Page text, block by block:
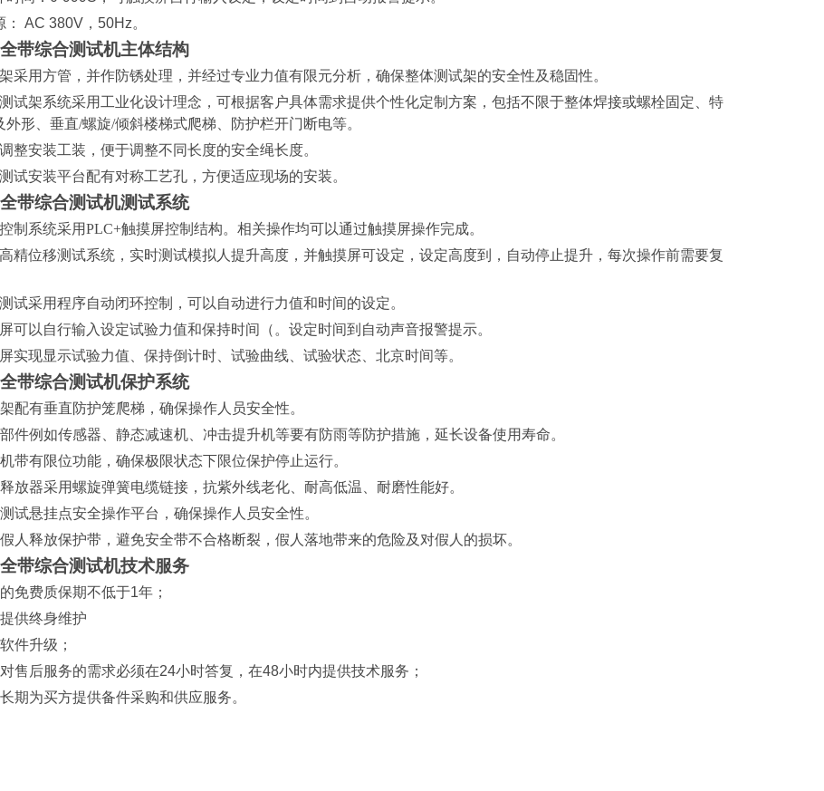
AC 380V ， 50Hz。
带综合测试机主体结构
采用方管，并作防锈处理，并经过专业力值有限元分析，确保整体测试架的安全性及稳固性。
试架系统采用工业化设计理念，可根据客户具体需求提供个性化定制方案，包括不限于整体焊接或螺栓固定、特
外形、垂直/螺旋/倾斜楼梯式爬梯、防护栏开门断电等。
整安装工装，便于调整不同长度的安全绳长度。
试安装平台配有对称工艺孔，方便适应现场的安装。
带综合测试机测试系统
制系统采用PLC+触摸屏控制结构。相关操作均可以通过触摸屏操作完成。
精位移测试系统，实时测试模拟人提升高度，并触摸屏可设定，设定高度到，自动停止提升，每次操作前需要复
试采用程序自动闭环控制，可以自动进行力值和时间的设定。
可以自行输入设定试验力值和保持时间（。设定时间到自动声音报警提示。
实现显示试验力值、保持倒计时、试验曲线、试验状态、北京时间等。
带综合测试机保护系统
架配有垂直防护笼爬梯，确保操作人员安全性。
部件例如传感器、静态减速机、冲击提升机等要有防雨等防护措施，延长设备使用寿命。
机带有限位功能，确保极限状态下限位保护停止运行。
释放器采用螺旋弹簧电缆链接，抗紫外线老化、耐高低温、耐磨性能好。
测试悬挂点安全操作平台，确保操作人员安全性。
假人释放保护带，避免安全带不合格断裂，假人落地带来的危险及对假人的损坏。
带综合测试机技术服务
的免费质保期不低于1年；
提供终身维护
件升级；
对售后服务的需求必须在24小时答复，在48小时内提供技术服务；
长期为买方提供备件采购和供应服务。